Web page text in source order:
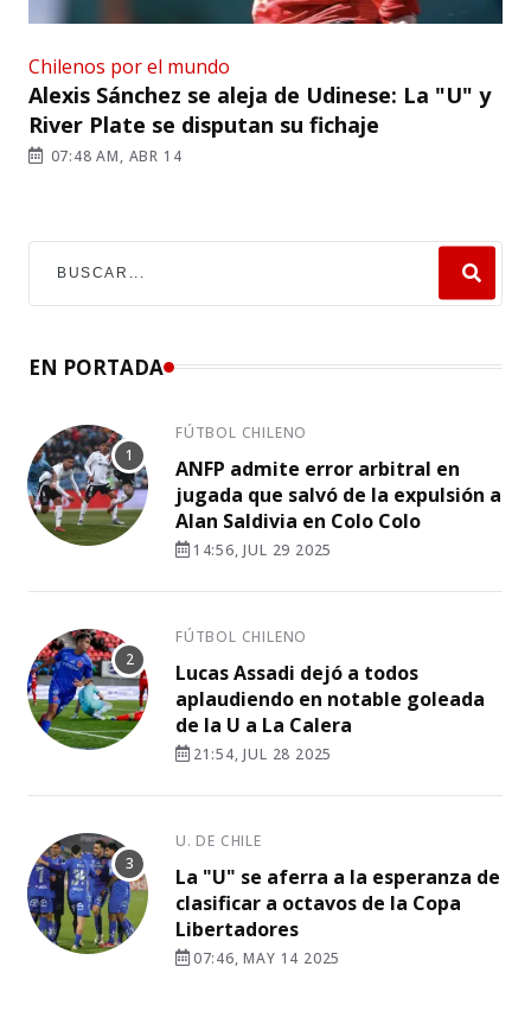
Chilenos por el mundo
Alexis Sánchez se aleja de Udinese: La "U" y
River Plate se disputan su fichaje
07:48 AM, ABR 14
EN PORTADA
FÚTBOL CHILENO
ANFP admite error arbitral en
jugada que salvó de la expulsión a
Alan Saldivia en Colo Colo
14:56, JUL 29 2025
FÚTBOL CHILENO
Lucas Assadi dejó a todos
aplaudiendo en notable goleada
de la U a La Calera
21:54, JUL 28 2025
U. DE CHILE
La "U" se aferra a la esperanza de
clasificar a octavos de la Copa
Libertadores
07:46, MAY 14 2025